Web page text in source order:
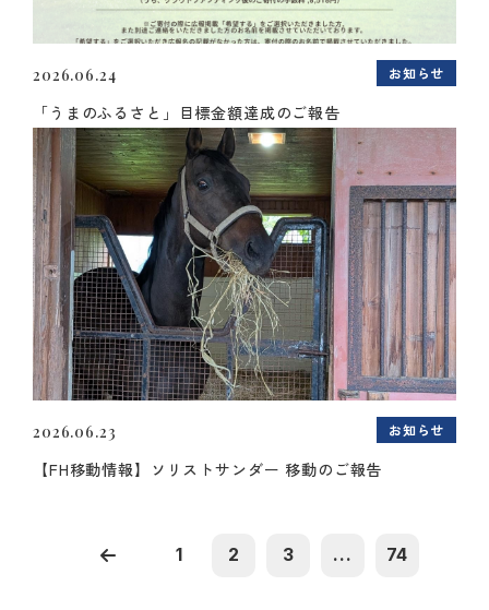
2026.06.24 お知らせ
「うまのふるさと」目標金額達成のご報告
2026.06.23 お知らせ
【FH移動情報】ソリストサンダー 移動のご報告
1 2 3 ... 74